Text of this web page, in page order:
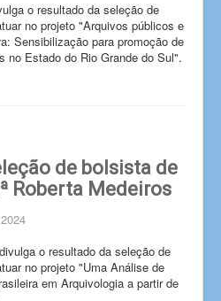
o resultado da seleção de
no projeto "Arquivos públicos e
Sensibilização para promoção de
no Estado do Rio Grande do Sul".
de bolsista de
Roberta Medeiros
o resultado da seleção de
no projeto "Uma Análise de
em Arquivologia a partir de